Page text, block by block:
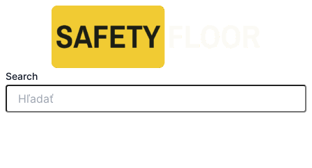
Search
množstvo
Movano
Dvojkabína
Komplet